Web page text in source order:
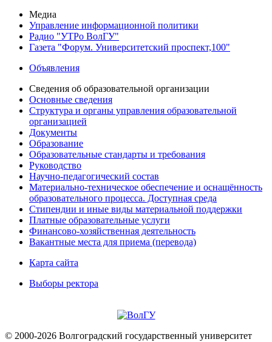
Медиа
Управление информационной политики
Радио "УТРо ВолГУ"
Газета "Форум. Университетский проспект,100"
Объявления
Сведения об образовательной организации
Основные сведения
Структура и органы управления образовательной
организацией
Документы
Образование
Образовательные стандарты и требования
Руководство
Научно-педагогический состав
Материально-техническое обеспечение и оснащённость
образовательного процесса. Доступная среда
Стипендии и иные виды материальной поддержки
Платные образовательные услуги
Финансово-хозяйственная деятельность
Вакантные места для приема (перевода)
Карта сайта
Выборы ректора
© 2000-2026 Волгоградский государственный университет